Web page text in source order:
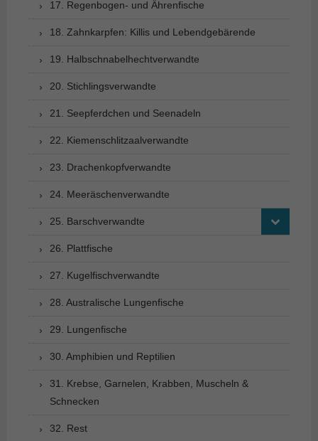
17. Regenbogen- und Ährenfische
18. Zahnkarpfen: Killis und Lebendgebärende
19. Halbschnabelhechtverwandte
20. Stichlingsverwandte
21. Seepferdchen und Seenadeln
22. Kiemenschlitzaalverwandte
23. Drachenkopfverwandte
24. Meeräschenverwandte
25. Barschverwandte
26. Plattfische
27. Kugelfischverwandte
28. Australische Lungenfische
29. Lungenfische
30. Amphibien und Reptilien
31. Krebse, Garnelen, Krabben, Muscheln &
Schnecken
32. Rest